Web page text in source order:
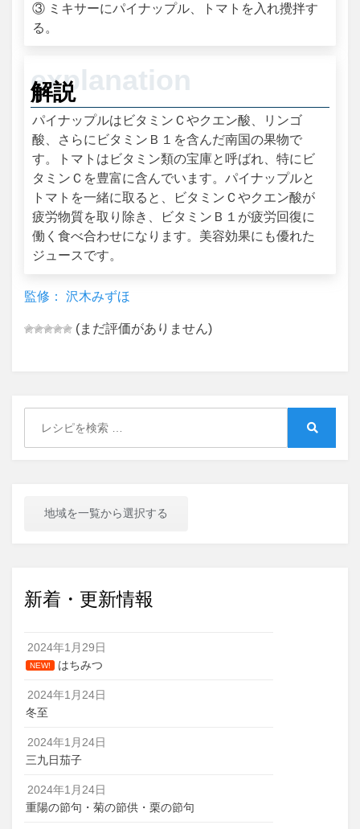
③ ミキサーにパイナップル、トマトを入れ攪拌す
る。
解説
パイナップルはビタミンＣやクエン酸、リンゴ
酸、さらにビタミンＢ１を含んだ南国の果物で
す。トマトはビタミン類の宝庫と呼ばれ、特にビ
タミンＣを豊富に含んでいます。パイナップルと
トマトを一緒に取ると、ビタミンＣやクエン酸が
疲労物質を取り除き、ビタミンＢ１が疲労回復に
働く食べ合わせになります。美容効果にも優れた
ジュースです。
監修： 沢木みずほ
(まだ評価がありません)
地域を一覧から選択する
新着・更新情報
2024年1月29日
NEW! はちみつ
2024年1月24日
冬至
2024年1月24日
三九日茄子
2024年1月24日
重陽の節句・菊の節供・栗の節句